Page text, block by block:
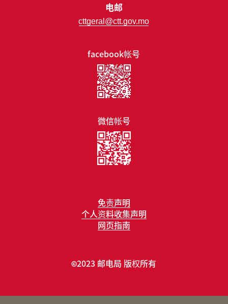
免责声明
个人资料收集声明
网页指南
facebook帐号
微信帐号
电邮
cttgeral@ctt.gov.mo
©2023 邮电局 版权所有